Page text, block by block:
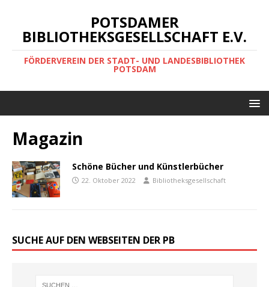
POTSDAMER
BIBLIOTHEKSGESELLSCHAFT E.V.
FÖRDERVEREIN DER STADT- UND LANDESBIBLIOTHEK
POTSDAM
Magazin
Schöne Bücher und Künstlerbücher
22. Oktober 2022 Bibliotheksgesellschaft
SUCHE AUF DEN WEBSEITEN DER PB